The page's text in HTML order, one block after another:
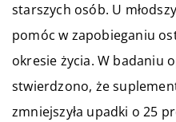
starszych osób. U
pomóc w zapobieganiu
okresie życia. W badaniu
stwierdzono, że
zmniejszyła upadki o 25